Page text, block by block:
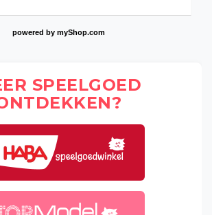
powered by myShop.com
SPEELGOED